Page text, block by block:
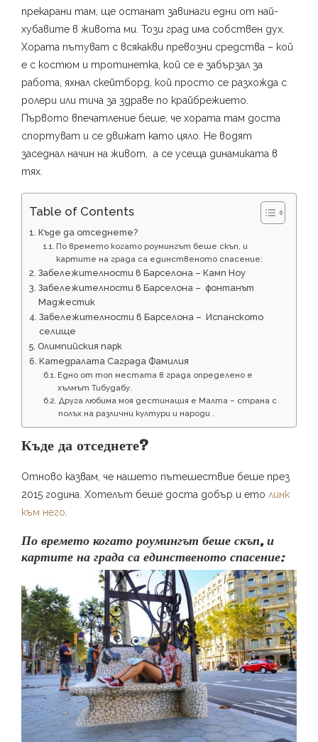
прекарани там, ще останат завинаги едни от най-
хубавите в живота ми. Този град има собствен дух.
Хората пътуват с всякакви превозни средства – кой
е с костюм и тротинетка, кой се е забързал за
работа, яхнал скейтборд, кой просто се разхожда с
ролери или тича за здраве по крайбрежието.
Първото впечатление беше, че хората там доста
спортуват и се движат като цяло. Не водят
заседнал начин на живот, а се усеща динамиката в
тях.
Table of Contents
Къде да отседнете?
По времето когато роумингът беше скъп, и
картите на града са единственото спасение:
Забележителности в Барселона – Камп Ноу
Забележителности в Барселона – фонтанът
Маджестик
Забележителности в Барселона – Испанското
селище
Олимпийския парк
Катедралата Саграда Фамилия
Едно от топ местата в града определено е
хълмът Тибудабу.
Друга любима моя дестинация е Малта – страна с
полъх на различни култури и народи .
Къде да отседнете?
Отново казвам, че нашето пътешествие беше през
2015 година. Хотелът беше доста добър и ето линк
към него
По времето когато роумингът беше скъп, и
картите на града са единственото спасение: